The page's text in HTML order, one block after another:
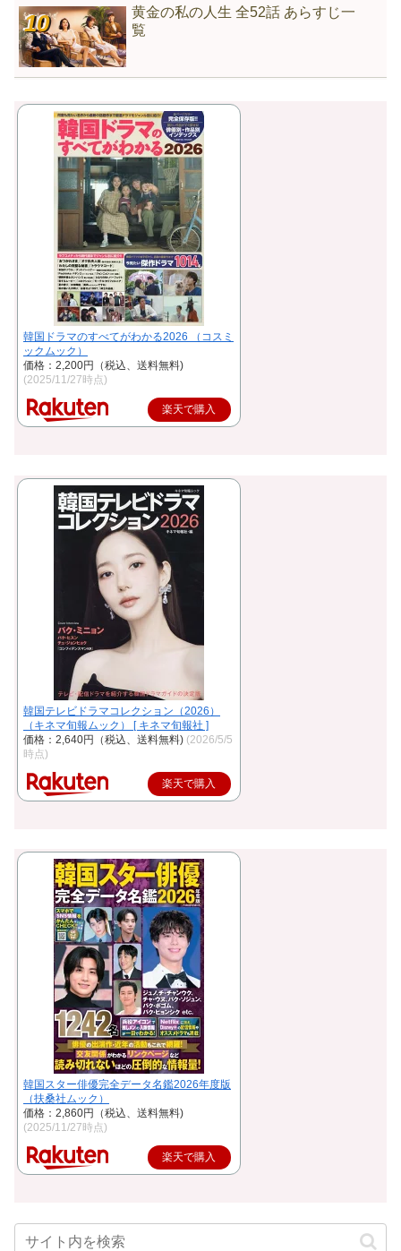
黄金の私の人生 全52話 あらすじ一
覧
韓国ドラマのすべてがわかる2026 （コスミ
ックムック）
価格：2,200円（税込、送料無料)
(2025/11/27時点)
楽天で購入
韓国テレビドラマコレクション（2026）
（キネマ旬報ムック） [ キネマ旬報社 ]
価格：2,640円（税込、送料無料) (2026/5/5
時点)
楽天で購入
韓国スター俳優完全データ名鑑2026年度版
（扶桑社ムック）
価格：2,860円（税込、送料無料)
(2025/11/27時点)
楽天で購入